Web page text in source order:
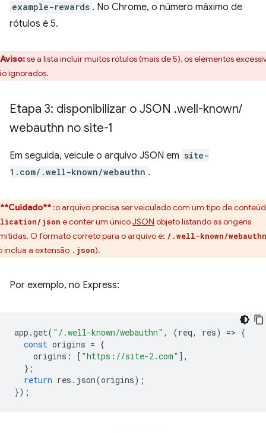
example-rewards . No Chrome, o número máximo de
rótulos é 5.
Aviso:se a lista incluir muitos rótulos (mais de 5), os elementos
ignorados.
Etapa 3: disponibilizar o JSON .well-known/
webauthn no site-1
Em seguida, veicule o arquivo JSON em site-
1.com/.well-known/webauthn .
**Cuidado** :o arquivo precisa ser veiculado com um tipo de
json e conter um únicoJSON objeto listando as origens
O formato correto para o arquivo é: /.well-known/webauthn
inclua a extensão .json).
Por exemplo, no Express:
app .get( "/.well-known/webauthn" , (req, res) => {
const origins = {
origins : [ "https://site-2.com" ],
};
return res . json(origins);
});